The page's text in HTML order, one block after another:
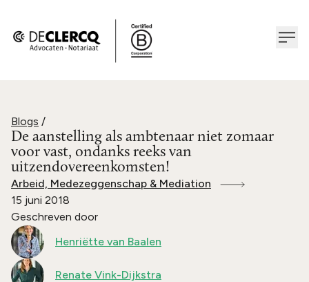
Blogs /
De aanstelling als ambtenaar niet zomaar
voor vast, ondanks reeks van
uitzendovereenkomsten!
Arbeid, Medezeggenschap & Mediation
15 juni 2018
Geschreven door
Henriëtte van Baalen
Renate Vink-Dijkstra